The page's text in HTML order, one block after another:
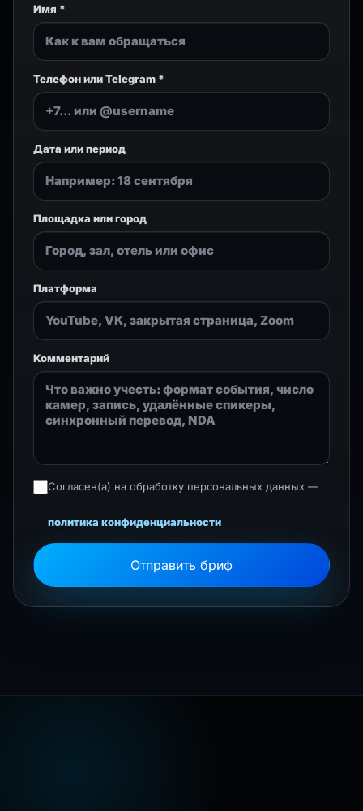
Имя *
Телефон или Telegram *
Дата или период
Площадка или город
Платформа
Комментарий
Согласен(а) на обработку персональных данных —
политика конфиденциальности
Отправить бриф